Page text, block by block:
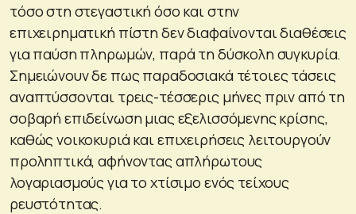
τόσο στη στεγαστική όσο και στην
επιχειρηματική πίστη δεν διαφαίνονται διαθέσεις
για παύση πληρωμών, παρά τη δύσκολη συγκυρία.
Σημειώνουν δε πως παραδοσιακά τέτοιες τάσεις
αναπτύσσονται τρεις-τέσσερις μήνες πριν από τη
σοβαρή επιδείνωση μιας εξελισσόμενης κρίσης,
καθώς νοικοκυριά και επιχειρήσεις λειτουργούν
προληπτικά, αφήνοντας απλήρωτους
λογαριασμούς για το χτίσιμο ενός τείχους
ρευστότητας.